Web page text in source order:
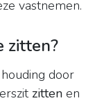
vastnemen.
zitten?
door
zitten en